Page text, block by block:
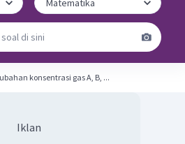
konsentrasi gas A, B, ...
Iklan